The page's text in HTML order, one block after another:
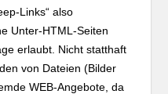
Links“ also
Unter-HTML-Seiten
erlaubt. Nicht statthaft
von Dateien (Bilder
WEB-Angebote, da